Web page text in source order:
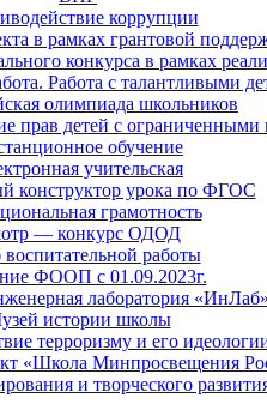
коррупции
в рамках грантовой
конкурса в рамках
Работа с талантливыми
олимпиада школьников
прав детей с
обучение
учительская
конструктор урока по ФГОС
грамотность
— конкурс ОДОД
работы
ФООП с 01.09.2023г.
лаборатория «ИнЛаб»
истории школы
терроризму и его
«Школа Минпросвещения
и творческого